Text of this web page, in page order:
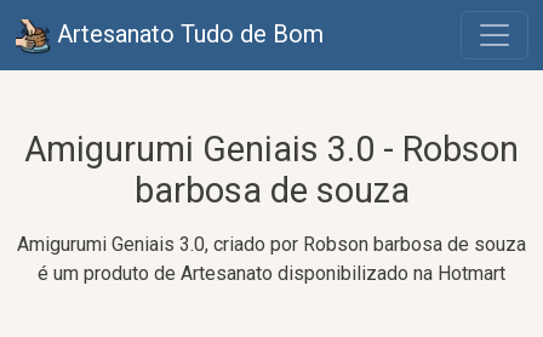
Artesanato Tudo de Bom
Amigurumi Geniais 3.0 - Robson
barbosa de souza
Amigurumi Geniais 3.0, criado por Robson barbosa de souza
é um produto de Artesanato disponibilizado na Hotmart